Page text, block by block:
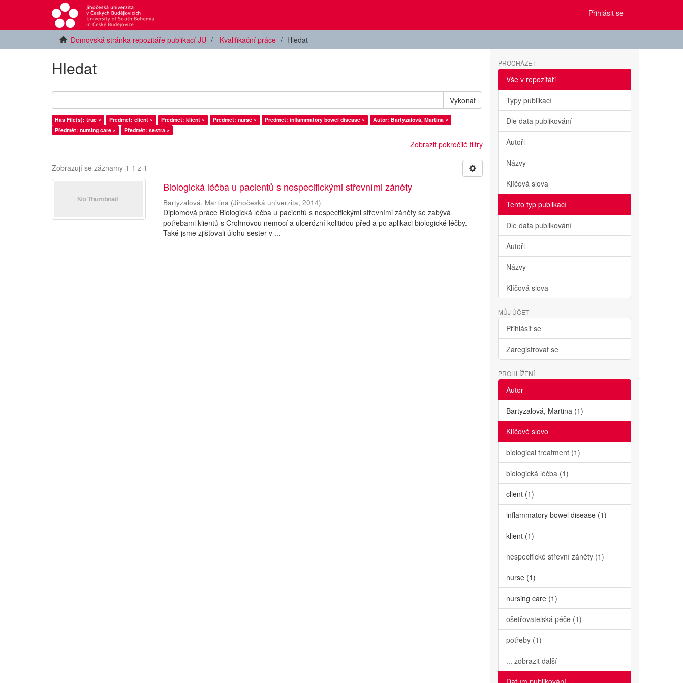
Přihlásit se
Domovská stránka repozitáře publikací JU Kvalifikační práce Hledat
Hledat
Vykonat
Has File(s): true × Předmět: client × Předmět: klient × Předmět: nurse × Předmět: inflammatory bowel disease ×
Autor: Bartyzalová, Martina ×
Předmět: nursing care ×
Předmět: sestra ×
Zobrazit pokročilé filtry
Zobrazují se záznamy 1-1 z 1
Biologická léčba u pacientů s nespecifickými střevními záněty
Bartyzalová, Martina (Jihočeská univerzita,2014)
Diplomová práce Biologická léčba u pacientů s nespecifickými střevními záněty se zabývá
potřebami klientů s Crohnovou nemocí a ulcerózní kolitidou před a po aplikaci biologické léčby.
Také jsme zjišťovali úlohu sester v ...
PROCHÁZET
Vše v repozitáři
Typy publikací
Dle data publikování
Autoři
Názvy
Klíčová slova
Tento typ publikací
Dle data publikování
Autoři
Názvy
Klíčová slova
MŮJ ÚČET
Přihlásit se
Zaregistrovat se
PROHLÍŽENÍ
Autor
Bartyzalová, Martina (1)
Klíčové slovo
biological treatment (1)
biologická léčba (1)
client (1)
inflammatory bowel disease (1)
klient (1)
nespecifické střevní záněty (1)
nurse (1)
nursing care (1)
ošetřovatelská péče (1)
potřeby (1)
... zobrazit další